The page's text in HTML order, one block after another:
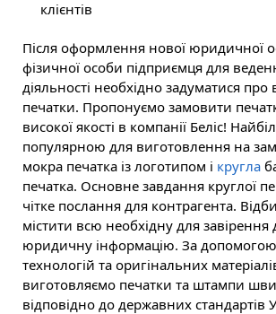
клієнтів
Після оформлення нової юридичної
фізичної особи підприємця для
діяльності необхідно задуматися
печатки. Пропонуємо замовити
високої якості в компанії Беліс!
популярною для виготовлення на
мокра печатка із логотипом і кругла
печатка. Основне завдання круглої
чітке послання для контрагента.
містити всю необхідну для завірення
юридичну інформацію. За
технологій та оригінальних
виготовляємо печатки та штампи
відповідно до державних стандартів